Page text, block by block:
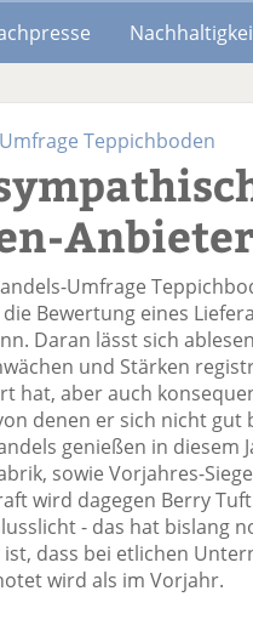
Teppichboden
Umfrage
Bewertung eines
Daran lässt sich
und Stärken
hat, aber auch
denen er sich nicht gut
genießen in diesem
sowie Vorjahres-
wird dagegen Berry
- das hat bislang
dass bei etlichen
wird als im Vorjahr.